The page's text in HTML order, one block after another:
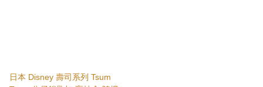
日本 Disney 壽司系列 Tsum